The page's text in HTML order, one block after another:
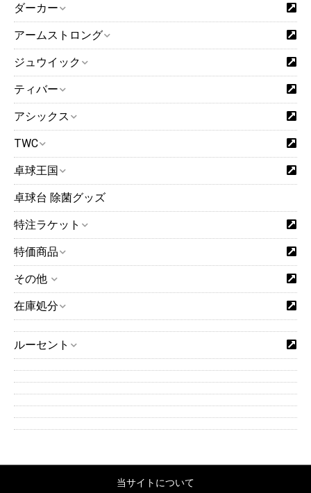
ダーカー
アームストロング
ジュウイック
ティバー
アシックス
TWC
卓球王国
卓球台 除菌グッズ
特注ラケット
特価商品
その他
在庫処分
ルーセント
当サイトについて